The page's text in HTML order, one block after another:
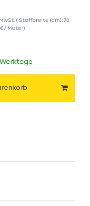
( Stoffbreite (cm): 70
€ / Meter)